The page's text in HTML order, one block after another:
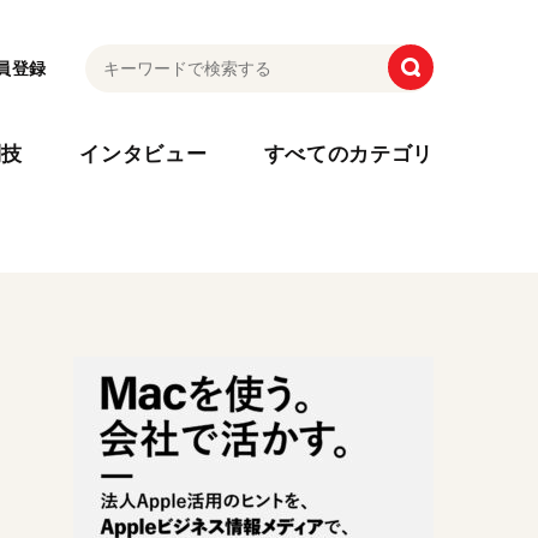
登録
インタビュー すべてのカテゴリ